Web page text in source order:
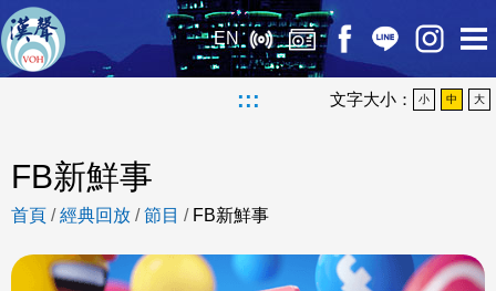
EN
::: 文字大小： 小 中 大
FB新鮮事
首頁 /經典回放 /節目 / FB新鮮事